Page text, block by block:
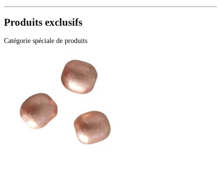
Produits exclusifs
Catégorie spéciale de produits